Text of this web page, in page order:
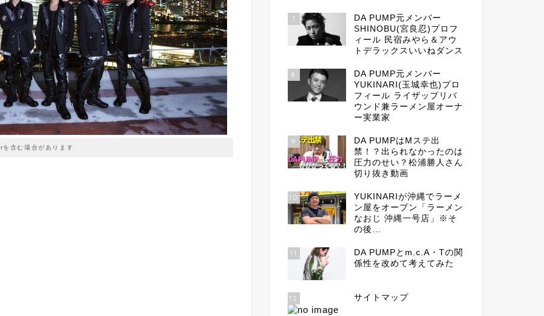
を含む場合があります
7
DA PUMP元メンバー
SHINOBU(宮良忍)プロフ
ィール 民宿みやら＆アウ
トデラックスいいねダンス
8
DA PUMP元メンバー
YUKINARI(玉城幸也)プロ
フィール ライザップリバ
ウンド兼ラーメン屋オーナ
ー実業家
9
DA PUMPはMステ出
禁！？出られなかったのは
圧力のせい？松浦勝人さん
切り抜き動画
10
YUKINARIが沖縄でラーメ
ン屋をオープン「ラーメン
なおじ 沖縄一号店」※そ
の後…
11
DA PUMPとm.c.A・Tの関
係性を改めて考えてみた
12 サイトマップ